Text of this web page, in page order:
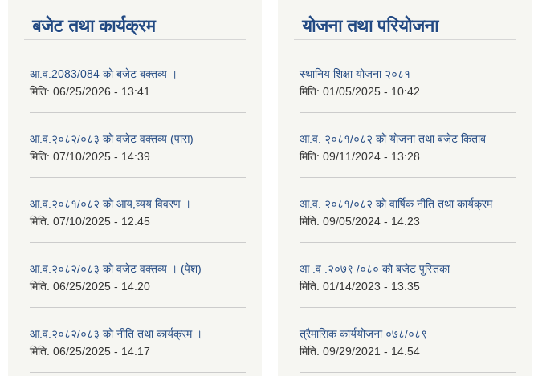
बजेट तथा कार्यक्रम
आ.व.2083/084 को बजेट बक्तव्य ।
मिति: 06/25/2026 - 13:41
आ.व.२०८२/०८३ को वजेट वक्तव्य (पास)
मिति: 07/10/2025 - 14:39
आ.व.२०८१/०८२ को आय,व्यय विवरण ।
मिति: 07/10/2025 - 12:45
आ.व.२०८२/०८३ को वजेट वक्तव्य । (पेश)
मिति: 06/25/2025 - 14:20
आ.व.२०८२/०८३ को नीति तथा कार्यक्रम ।
मिति: 06/25/2025 - 14:17
योजना तथा परियोजना
स्थानिय शिक्षा योजना २०८१
मिति: 01/05/2025 - 10:42
आ.व. २०८१/०८२ को योजना तथा बजेट किताब
मिति: 09/11/2024 - 13:28
आ.व. २०८१/०८२ को वार्षिक नीति तथा कार्यक्रम
मिति: 09/05/2024 - 14:23
आ .व .२०७९ /०८० को बजेट पुस्तिका
मिति: 01/14/2023 - 13:35
त्रैमासिक कार्ययोजना ०७८/०८९
मिति: 09/29/2021 - 14:54